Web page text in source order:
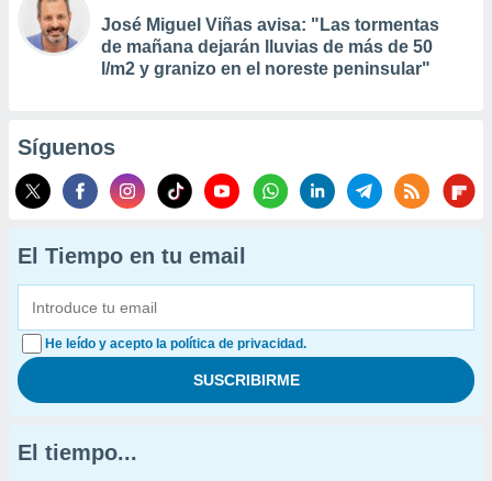
José Miguel Viñas avisa: "Las tormentas
de mañana dejarán lluvias de más de 50
l/m2 y granizo en el noreste peninsular"
Síguenos
El Tiempo en tu email
He leído y acepto la política de privacidad.
El tiempo...